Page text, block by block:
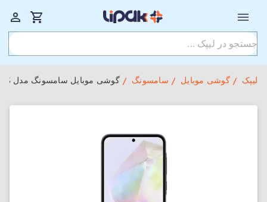
لیپک گوشی موبایل سامسونگ گوشی موبایل سامسونگ مدل Galaxy A35 5G ظرفیت 128GB و رم 6GB (ویتنام)